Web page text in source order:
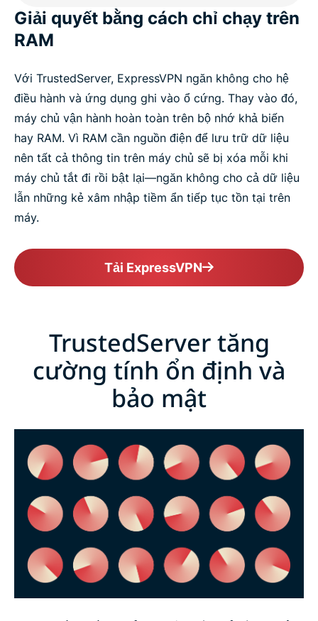
Giải quyết bằng cách chỉ chạy trên
RAM
Với TrustedServer, ExpressVPN ngăn không cho hệ
điều hành và ứng dụng ghi vào ổ cứng. Thay vào đó,
máy chủ vận hành hoàn toàn trên bộ nhớ khả biến
hay RAM. Vì RAM cần nguồn điện để lưu trữ dữ liệu
nên tất cả thông tin trên máy chủ sẽ bị xóa mỗi khi
máy chủ tắt đi rồi bật lại—ngăn không cho cả dữ liệu
lẫn những kẻ xâm nhập tiềm ẩn tiếp tục tồn tại trên
máy.
Tải ExpressVPN
TrustedServer tăng
cường tính ổn định và
bảo mật